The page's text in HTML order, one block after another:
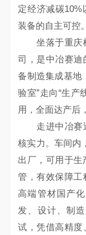
定经济减碳
装备的自主可控。
坐落于重庆枢
司，是中冶赛迪
备制造集成基地
验室”走向“生产
用，全面达产后
走进中冶赛迪
核实力。车间内
出厂，可用于生
管，有效保障工
高端管材国产
发、设计、制
试，凭借高精度